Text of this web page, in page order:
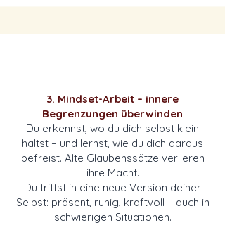
3. Mindset-Arbeit – innere
Begrenzungen überwinden
Du erkennst, wo du dich selbst klein
hältst – und lernst, wie du dich daraus
befreist. Alte Glaubenssätze verlieren
ihre Macht.
Du trittst in eine neue Version deiner
Selbst: präsent, ruhig, kraftvoll – auch in
schwierigen Situationen.